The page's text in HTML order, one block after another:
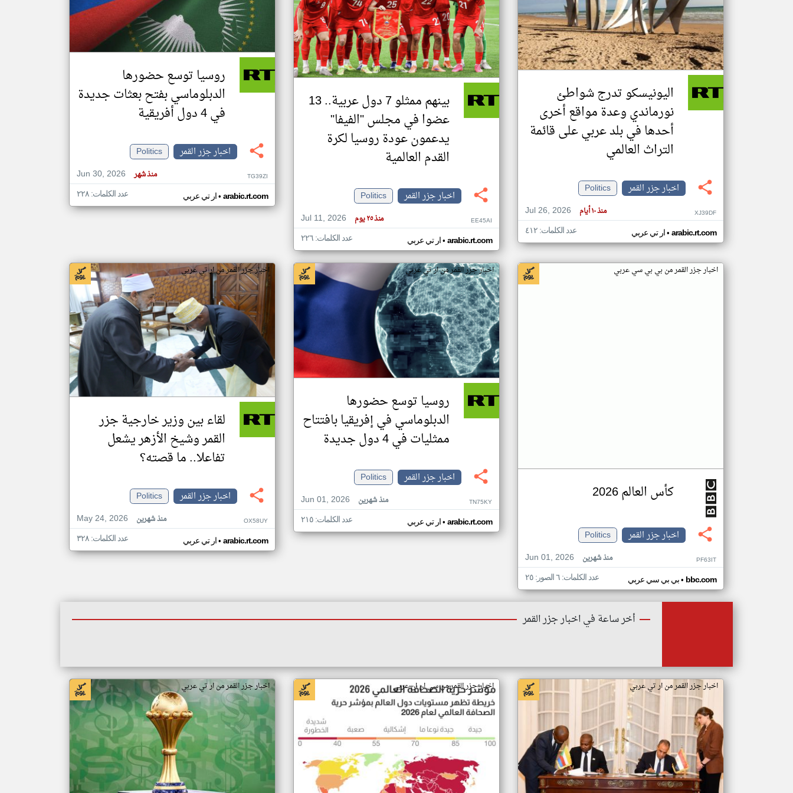
تغيير الدولة
اخبار جزر القمر على مدار الساعة
أهم اخبار جزر القمر العاجلة والمباشرة
اليونيسكو تدرج شواطئ
نورماندي وعدة مواقع أخرى
أحدها في بلد عربي على قائمة
التراث العالمي
اخبار جزر القمر
Politics
Jul 26, 2026
منذ ١٠ أيام XJ39DF
ار تي عربي• arabic.rt.com عدد الكلمات: ٤١٢
بينهم ممثلو 7 دول عربية.. 13
عضوا في مجلس "الفيفا"
يدعمون عودة روسيا لكرة
القدم العالمية
اخبار جزر القمر
Politics
Jul 11, 2026
منذ ٢٥ يوم EE45AI
ار تي عربي• arabic.rt.com عدد الكلمات: ٢٢٦
روسيا توسع حضورها
الدبلوماسي بفتح بعثات جديدة
في 4 دول أفريقية
اخبار جزر القمر
Politics
Jun 30, 2026
منذ شهر TG39ZI
ار تي عربي• arabic.rt.com عدد الكلمات: ٢٢٨
اخبار جزر القمر من بي بي سي عربي
كأس العالم 2026
اخبار جزر القمر
Politics
Jun 01, 2026
منذ شهرين PF63IT
بي بي سي عربي• bbc.com عدد الكلمات: ٦ الصور: ٢٥
اخبار جزر القمر من ار تي عربي
روسيا توسع حضورها
الدبلوماسي في إفريقيا بافتتاح
ممثليات في 4 دول جديدة
اخبار جزر القمر
Politics
Jun 01, 2026
منذ شهرين TN75KY
ار تي عربي• arabic.rt.com عدد الكلمات: ٢١٥
اخبار جزر القمر من ار تي عربي
لقاء بين وزير خارجية جزر
القمر وشيخ الأزهر يشعل
تفاعلا.. ما قصته؟
اخبار جزر القمر
Politics
May 24, 2026
منذ شهرين OX58UY
ار تي عربي• arabic.rt.com عدد الكلمات: ٣٢٨
أخر ساعة في اخبار جزر القمر
اخبار جزر القمر من ار تي عربي اخبار جزر القمر من سي ان ان عربي اخبار جزر القمر من ار تي عربي
klyoum.com